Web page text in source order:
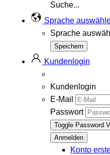
Suche...
Sprache
Sprache
Kundenlogin
Kundenlogin
E-Mail
Passwort
Toggle Password
Konto